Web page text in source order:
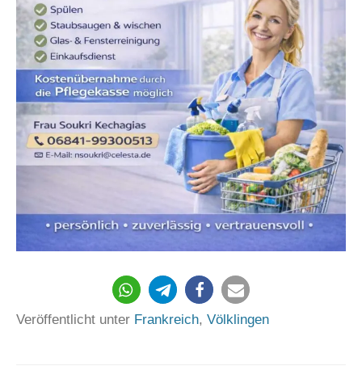
Veröffentlicht unter Frankreich, Völklingen